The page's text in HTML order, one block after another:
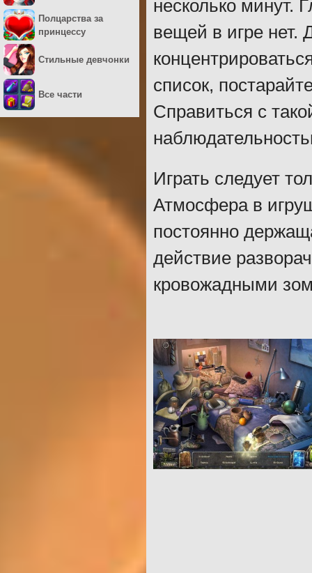
несколько минут.
вещей в игре нет.
список,
Справиться с
Играть следует
Атмосфера в
постоянно
действие
кровожадными
Полцарства за
принцессу
Стильные девчонки
Все части